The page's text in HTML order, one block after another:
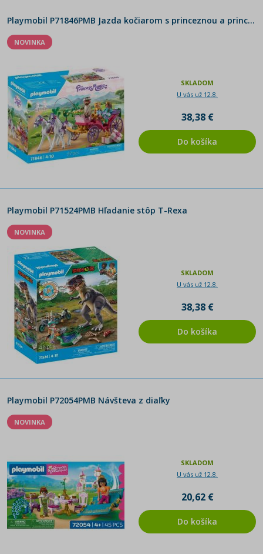
Playmobil P71846PMB Jazda kočiarom s princeznou a princom
NOVINKA
SKLADOM
U vás už 12.8.
38,38 €
Do košíka
Playmobil P71524PMB Hľadanie stôp T-Rexa
NOVINKA
SKLADOM
U vás už 12.8.
38,38 €
Do košíka
Playmobil P72054PMB Návšteva z diaľky
NOVINKA
SKLADOM
U vás už 12.8.
20,62 €
Do košíka